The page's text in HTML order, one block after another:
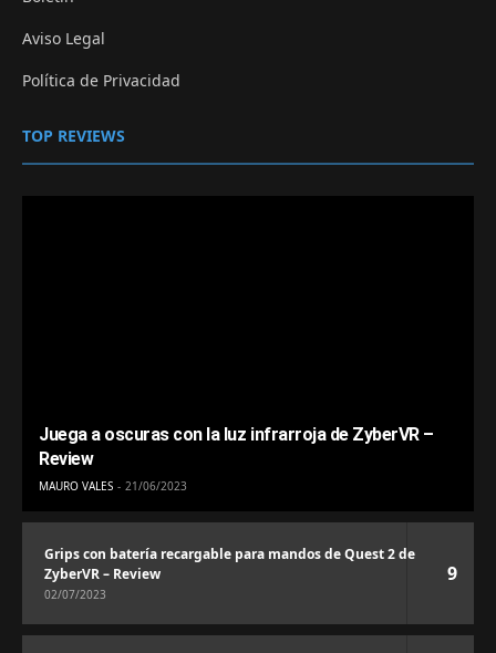
Aviso Legal
Política de Privacidad
TOP REVIEWS
Juega a oscuras con la luz infrarroja de ZyberVR –
Review
MAURO VALES 21/06/2023
Grips con batería recargable para mandos de Quest 2 de
ZyberVR – Review
02/07/2023
9